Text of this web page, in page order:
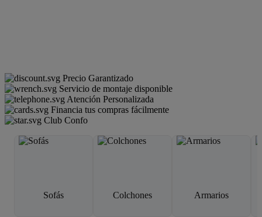
Precio Garantizado
Servicio de montaje disponible
Atención Personalizada
Financia tus compras fácilmente
Club Confo
Sofás Colchones Armarios